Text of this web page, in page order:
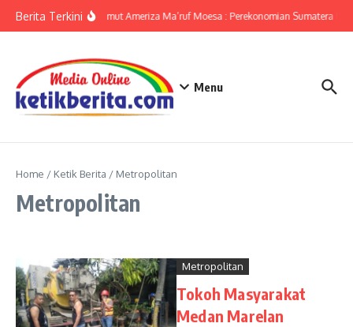
Berita TerkiniKPwBI Sumut Ameriza Ma’ruf Moesa : Perekonomian Sumatera
Menu
Home / Ketik Berita / Metropolitan
Metropolitan
Metropolitan
Tokoh Masyarakat
Medan Marelan